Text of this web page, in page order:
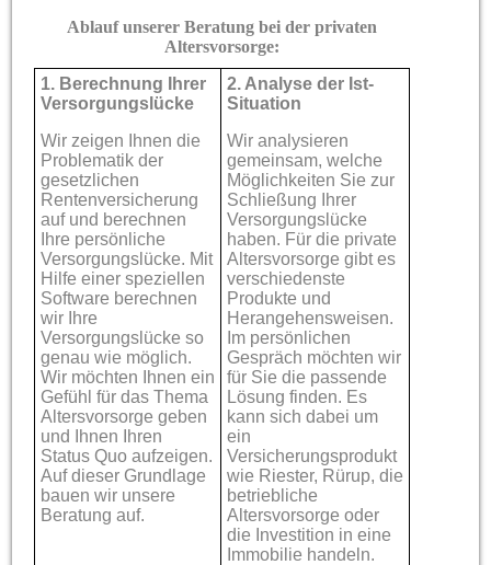
Ablauf unserer Beratung bei der privaten
Altersvorsorge:
1. Berechnung Ihrer
Versorgungslücke
Wir zeigen Ihnen die
Problematik der
gesetzlichen
Rentenversicherung
auf und berechnen
Ihre persönliche
Versorgungslücke. Mit
Hilfe einer speziellen
Software berechnen
wir Ihre
Versorgungslücke so
genau wie möglich.
Wir möchten Ihnen ein
Gefühl für das Thema
Altersvorsorge geben
und Ihnen Ihren
Status Quo aufzeigen.
Auf dieser Grundlage
bauen wir unsere
Beratung auf.
2. Analyse der Ist-
Situation
Wir analysieren
gemeinsam, welche
Möglichkeiten Sie zur
Schließung Ihrer
Versorgungslücke
haben. Für die private
Altersvorsorge gibt es
verschiedenste
Produkte und
Herangehensweisen.
Im persönlichen
Gespräch möchten wir
für Sie die passende
Lösung finden. Es
kann sich dabei um
ein
Versicherungsprodukt
wie Riester, Rürup, die
betriebliche
Altersvorsorge oder
die Investition in eine
Immobilie handeln.